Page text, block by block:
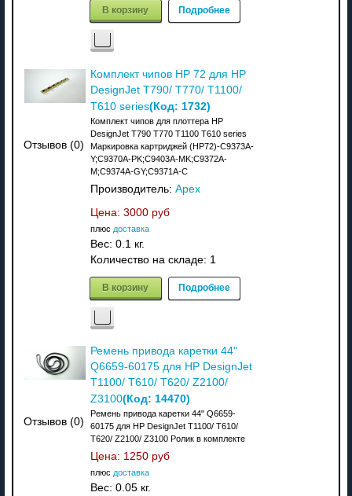
В корзину Подробнее
Отзывов (0)
Комплект чипов HP 72 для HP
DesignJet T790/ T770/ T1100/
T610 series(Код: 1732)
Комплект чипов для плоттера HP
DesignJet T790 T770 T1100 T610 series
Маркировка картриджей (HP72)-C9373A-
Y;C9370A-PK;C9403A-MK;C9372A-
M;C9374A-GY;C9371A-C
Производитель: Apex
Цена: 3000 руб
плюс доставка
Вес: 0.1 кг.
Количество на складе: 1
В корзину Подробнее
Отзывов (0)
Ремень привода каретки 44"
Q6659-60175 для HP DesignJet
T1100/ T610/ T620/ Z2100/
Z3100(Код: 14470)
Ремень привода каретки 44" Q6659-
60175 для HP DesignJet T1100/ T610/
T620/ Z2100/ Z3100 Ролик в комплекте
Цена: 1250 руб
плюс доставка
Вес: 0.05 кг.